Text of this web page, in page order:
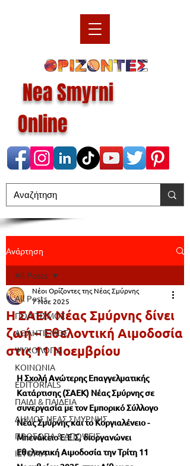
Nea Smyrni
Online
Ανάρτηση
All Posts
ΠΟΛΙΤΙΣΜΟΣ
ΑΘΛΗΤΙΣΜΟΣ
ΨΥΧΟΛΟΓΙΑ
ΚΟΙΝΩΝΙΑ
EDITORIALS
ΠΑΙΔΙ & ΠΑΙΔΕΙΑ
ΔΗΜΟΣ ΝΕΑΣ ΣΜΥΡΝΗΣ
ΠΡΟΣΩΠΑ & ΑΠΟΨΕΙΣ
ΙΣΤΟΡΙΑ
All Posts
Η ΣΑΕΚ Νέας Σμύρνης δίνει
ζωή – Εθελοντική Αιμοδοσία
στις 11 Νοεμβρίου
Νέοι Ορίζοντες της Νέας Σμύρνης
7 Νοε 2025
Η Σχολή Ανώτερης Επαγγελματικής
Κατάρτισης (ΣΑΕΚ) Νέας Σμύρνης σε
συνεργασία με τον Εμπορικό Σύλλογο
Νέας Σμύρνης και το Κοργιαλένειο -
Μπενάκειο Ε.Ε.Σ, διοργανώνει
Εθελοντική Αιμοδοσία την Τρίτη 11